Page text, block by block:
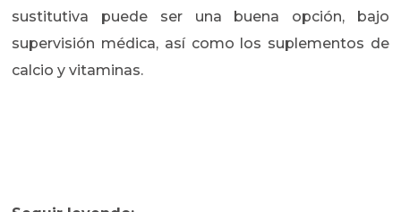
sustitutiva puede ser una buena opción, bajo
supervisión médica, así como los suplementos de
calcio y vitaminas.